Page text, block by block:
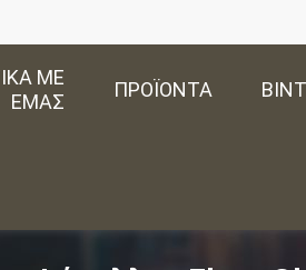
ΜΕ
ΕΜΆΣ
ΠΡΟΪΌΝΤΑ